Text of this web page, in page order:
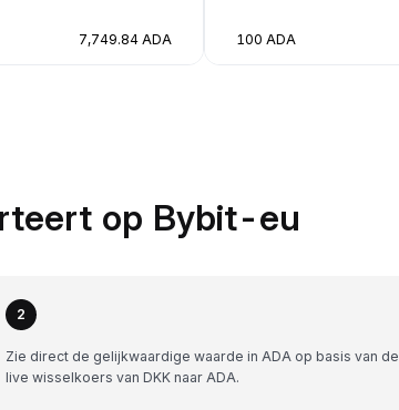
7,749.84 ADA 100 ADA
op Bybit-eu
2
Zie direct de gelijkwaardige waarde in ADA op basis van de
live wisselkoers van DKK naar ADA.